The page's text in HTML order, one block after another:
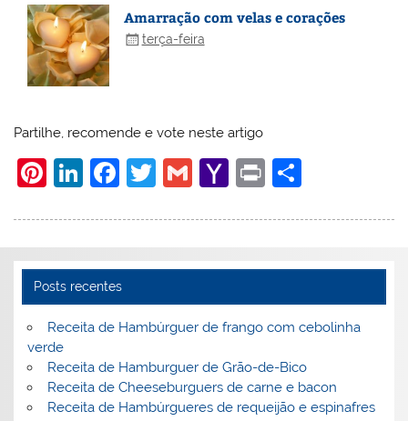
Amarração com velas e corações
terça-feira
Partilhe, recomende e vote neste artigo
Pi
er
e
st
Li
k
dI
n
F
c
b
o
k
T
itt
G
ai
Y
h
M
l
Pr
t
ar
Posts recentes
Receita de Hambúrguer de frango com cebolinha
verde
Receita de Hamburguer de Grão-de-Bico
Receita de Cheeseburguers de carne e bacon
Receita de Hambúrgueres de requeijão e espinafres